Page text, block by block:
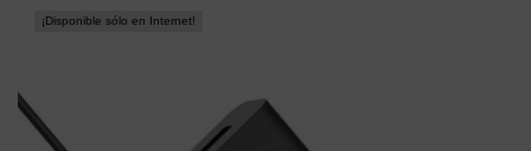
¡Disponible sólo en Internet!